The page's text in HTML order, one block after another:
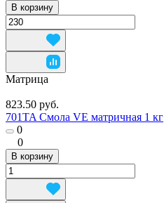
В корзину
Матрица
823.50 руб.
701TA Смола VE матричная 1 кг
0
0
В корзину